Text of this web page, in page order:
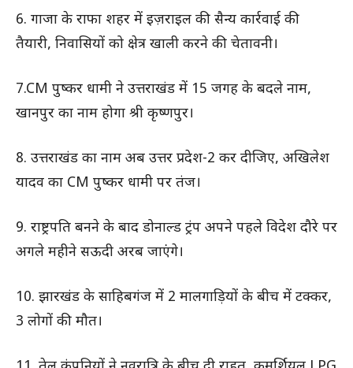
6. गाजा के राफा शहर में इज़राइल की सैन्य कार्रवाई की
तैयारी, निवासियों को क्षेत्र खाली करने की चेतावनी।
7.CM पुष्कर धामी ने उत्तराखंड में 15 जगह के बदले नाम,
खानपुर का नाम होगा श्री कृष्णपुर।
8. उत्तराखंड का नाम अब उत्तर प्रदेश-2 कर दीजिए, अखिलेश
यादव का CM पुष्कर धामी पर तंज।
9. राष्ट्रपति बनने के बाद डोनाल्ड ट्रंप अपने पहले विदेश दौरे पर
अगले महीने सऊदी अरब जाएंगे।
10. झारखंड के साहिबगंज में 2 मालगाड़ियों के बीच में टक्कर,
3 लोगों की मौत।